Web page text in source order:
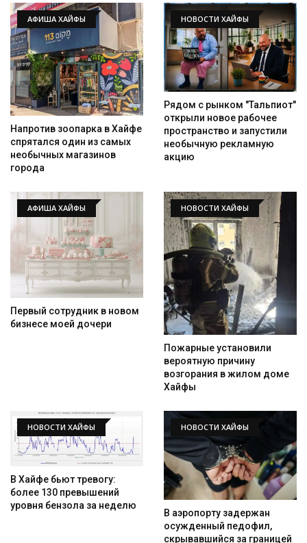
АФИША ХАЙФЫ
Напротив зоопарка в Хайфе
спрятался один из самых
необычных магазинов
города
НОВОСТИ ХАЙФЫ
Рядом с рынком "Тальпиот"
открыли новое рабочее
пространство и запустили
необычную рекламную
акцию
АФИША ХАЙФЫ
Первый сотрудник в новом
бизнесе моей дочери
НОВОСТИ ХАЙФЫ
Пожарные установили
вероятную причину
возгорания в жилом доме
Хайфы
НОВОСТИ ХАЙФЫ
В Хайфе бьют тревогу:
более 130 превышений
уровня бензола за неделю
НОВОСТИ ХАЙФЫ
В аэропорту задержан
осужденный педофил,
скрывавшийся за границей